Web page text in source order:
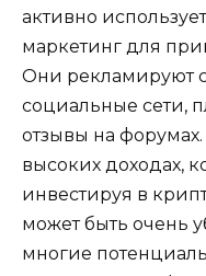
активно
маркетинг для
Они рекламируют
социальные сети,
отзывы на
высоких доходах,
инвестируя в
может быть очень
многие